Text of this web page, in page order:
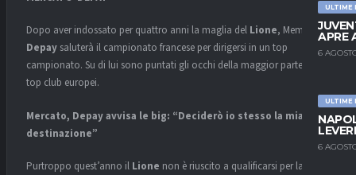
ULTIME
APRE
6
ULTIME
6
Dopo aver indossato per quattro anni la maglia del Lione, Memphis
Depay saluterà il campionato francese per dirigersi in un top
campionato. Su di lui sono puntati gli occhi della maggior parte dei
top club europei.
Mercato, Depay avvisa le big: “Deciderò io stesso la mia
destinazione”
Purtroppo quest’anno il Lione non è riuscito a qualificarsi per la